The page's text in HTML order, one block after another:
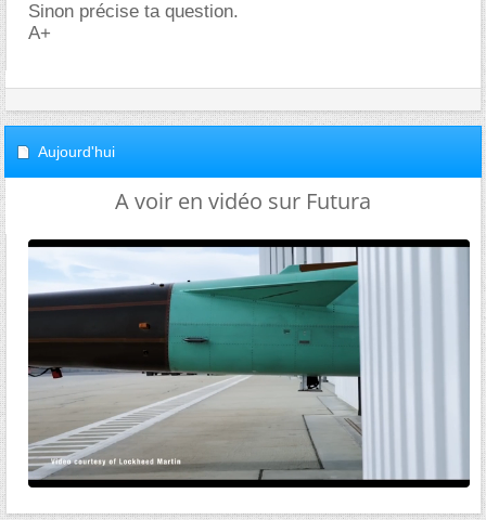
Sinon précise ta question.
A+
Aujourd'hui
A voir en vidéo sur Futura